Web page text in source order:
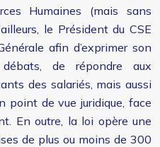
Humaines (mais sans
le Président du CSE
afin d’exprimer son
de répondre aux
des salariés, mais aussi
point de vue juridique, face
En outre, la loi opère une
de plus ou moins de 300